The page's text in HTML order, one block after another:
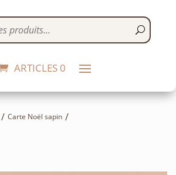
ARTICLES 0
Carte Noël sapin
Tube chocolat chaud